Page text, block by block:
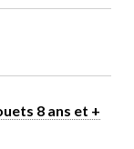
8 ans et +